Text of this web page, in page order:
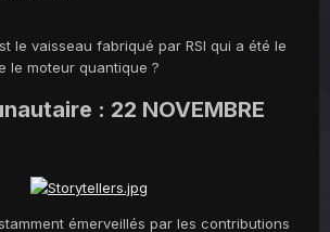
le vaisseau fabriqué par RSI qui a été le
le moteur quantique ?
: 22 NOVEMBRE
émerveillés par les contributions